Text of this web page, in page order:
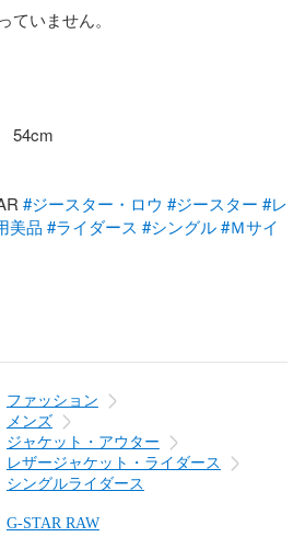
いません。
54cm
#ジースター・ロウ #ジースター #レ
美品 #ライダース #シングル#Ｍサイ
ファッション
メンズ
ジャケット・アウター
レザージャケット・ライダース
シングルライダース
G-STAR RAW